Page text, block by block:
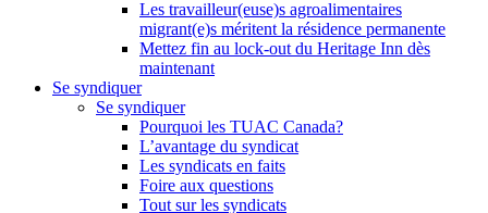
Les travailleur(euse)s agroalimentaires
migrant(e)s méritent la résidence permanente
Mettez fin au lock-out du Heritage Inn dès
maintenant
Se syndiquer
Se syndiquer
Pourquoi les TUAC Canada?
L’avantage du syndicat
Les syndicats en faits
Foire aux questions
Tout sur les syndicats